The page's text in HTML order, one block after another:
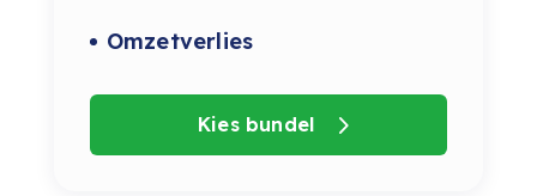
Omzetverlies
Kies bundel